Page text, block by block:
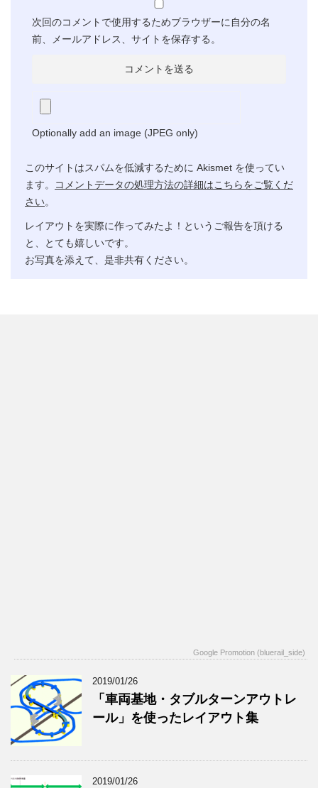
次回のコメントで使用するためブラウザーに自分の名
前、メールアドレス、サイトを保存する。
Optionally add an image (JPEG only)
このサイトはスパムを低減するために Akismet を使ってい
ます。
コメントデータの処理方法の詳細はこちらをご覧くだ
さい。
レイアウトを実際に作ってみたよ！というご報告を頂ける
と、とても嬉しいです。
お写真を添えて、是非共有ください。
Google Promotion (bluerail_side)
2019/01/26
「車両基地・タブルターンアウトレ
ール」を使ったレイアウト集
2019/01/26